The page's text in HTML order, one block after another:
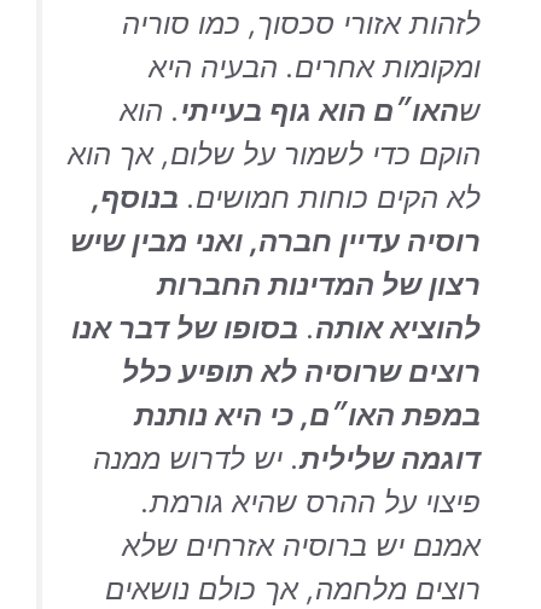
לזהות אזורי סכסוך, כמו סוריה
ומקומות אחרים. הבעיה היא
שהאו״ם הוא גוף בעייתי. הוא
הוקם כדי לשמור על שלום, אך הוא
לא הקים כוחות חמושים. בנוסף,
רוסיה עדיין חברה, ואני מבין שיש
רצון של המדינות החברות
להוציא אותה. בסופו של דבר אנו
רוצים שרוסיה לא תופיע כלל
במפת האו״ם, כי היא נותנת
דוגמה שלילית. יש לדרוש ממנה
פיצוי על ההרס שהיא גורמת.
אמנם יש ברוסיה אזרחים שלא
רוצים מלחמה, אך כולם נושאים